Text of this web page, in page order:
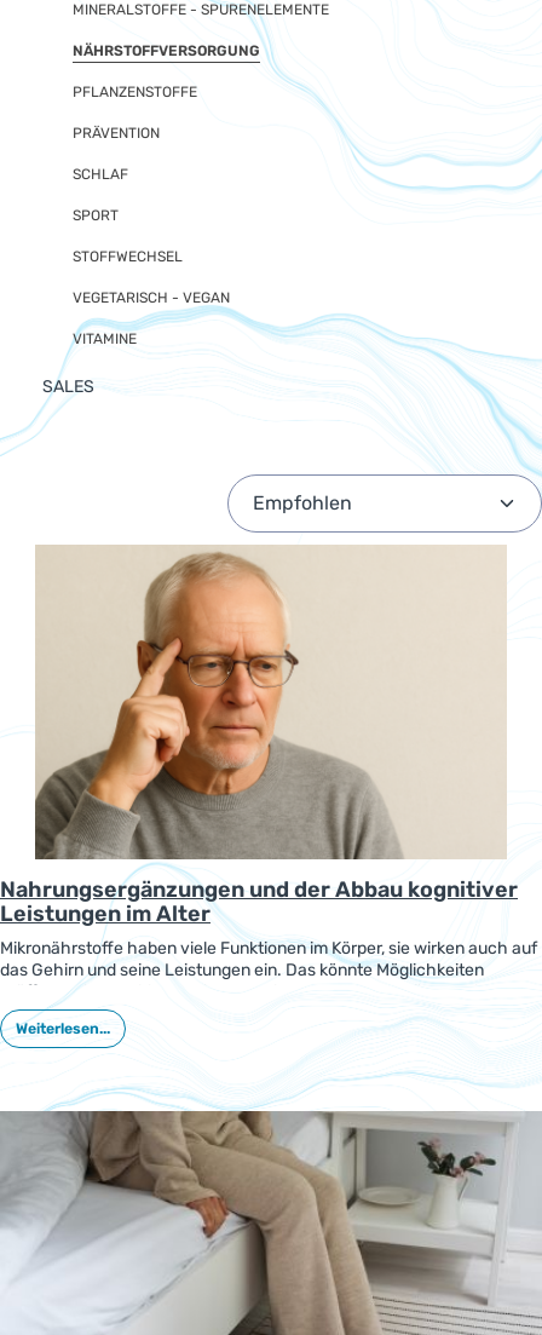
MINERALSTOFFE - SPURENELEMENTE
NÄHRSTOFFVERSORGUNG
PFLANZENSTOFFE
PRÄVENTION
SCHLAF
SPORT
STOFFWECHSEL
VEGETARISCH - VEGAN
VITAMINE
SALES
Nahrungsergänzungen und der Abbau kognitiver
Leistungen im Alter
Mikronährstoffe haben viele Funktionen im Körper, sie wirken auch auf
das Gehirn und seine Leistungen ein. Das könnte Möglichkeiten
eröffnen, die kognitiven Leistungen im Alter zu unterstützen. Ein
Review stellt dazu neuere Erkenntnisse vor.
Weiterlesen...